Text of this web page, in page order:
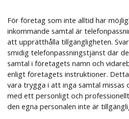
För företag som inte alltid har
inkommande samtal är
att upprätthålla tillgängligheten.
smidig telefonpassningstjänst där
samtal i företagets namn och
enligt företagets instruktioner.
vara trygga i att inga samtal missas
med ett personligt och
den egna personalen inte är